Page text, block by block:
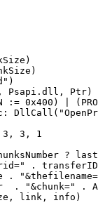
Psapi.dll, Ptr)
:= 0x400) |
3, 1
?
.
.
. "&chunk=" .
link, info)